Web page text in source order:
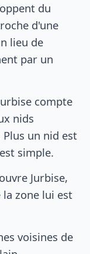
du
d'une
lieu de
par un
compte
nids
un nid est
simple.
Jurbise,
la zone lui est
voisines de